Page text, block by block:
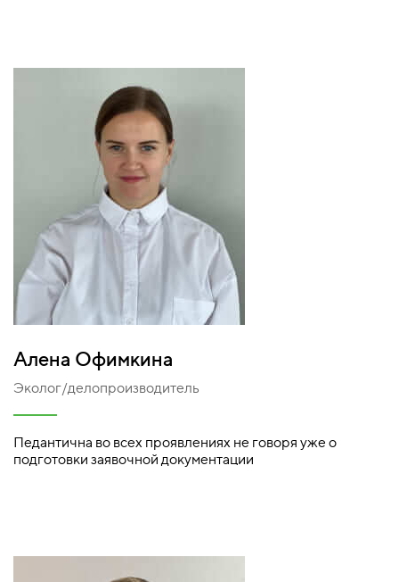
Алена Офимкина
Эколог/делопроизводитель
Педантична во всех проявлениях не говоря уже о
подготовки заявочной документации